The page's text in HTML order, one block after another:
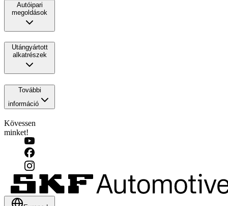
Autóipari
megoldások
Utángyártott
alkatrészek
További
információ
Kövessen
minket!